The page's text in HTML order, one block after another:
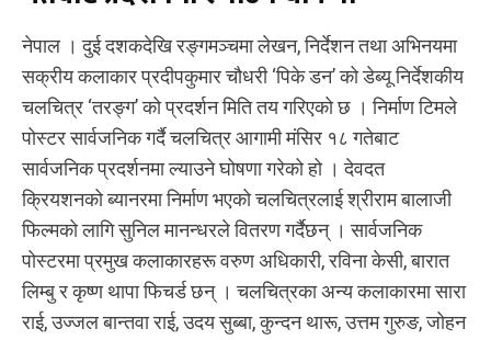
नेपाल । दुई दशकदेखि रङ्गमञ्चमा लेखन, निर्देशन तथा अभिनयमा
सक्रीय कलाकार प्रदीपकुमार चौधरी ‘पिके डन’ को डेब्यू निर्देशकीय
चलचित्र ‘तरङ्ग’ को प्रदर्शन मिति तय गरिएको छ । निर्माण टिमले
पोस्टर सार्वजनिक गर्दै चलचित्र आगामी मंसिर १८ गतेबाट
सार्वजनिक प्रदर्शनमा ल्याउने घोषणा गरेको हो । देवदत
क्रियशनको ब्यानरमा निर्माण भएको चलचित्रलाई श्रीराम बालाजी
फिल्मको लागि सुनिल मानन्धरले वितरण गर्दैछन् । सार्वजनिक
पोस्टरमा प्रमुख कलाकारहरू वरुण अधिकारी, रविना केसी, बारात
लिम्बु र कृष्ण थापा फिचर्ड छन् । चलचित्रका अन्य कलाकारमा सारा
राई, उज्जल बान्तवा राई, उदय सुब्बा, कुन्दन थारू, उत्तम गुरुङ, जोहन